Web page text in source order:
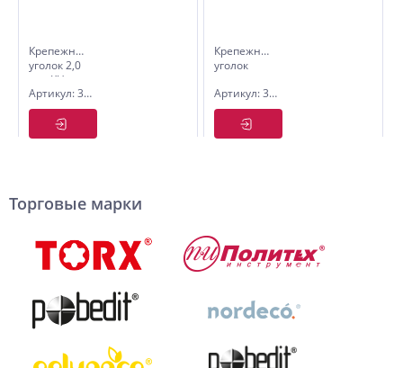
Крепежный
уголок 2,0
мм. KU
90*90*40
мм
Артикул: 3210109
Крепежный
уголок
2,0 мм.
KUR
60*60*80
мм
Артикул: 3210324
Торговые марки